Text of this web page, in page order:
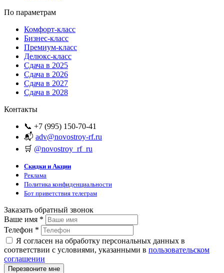
По параметрам
Комфорт-класс
Бизнес-класс
Премиум-класс
Делюкс-класс
Сдача в 2025
Сдача в 2026
Сдача в 2027
Сдача в 2028
Контакты
📞 +7 (995) 150-70-41
📬 adv@novostroy-rf.ru
🛒 @novostroy_rf_ru
Скидки и Акции
Реклама
Политика конфиденциальности
Бот приветствия телеграм
Заказать обратный звонок
Ваше имя *
Телефон *
Я согласен на обработку персональных данных в
соответствии с условиями, указанными в пользовательском
соглашении